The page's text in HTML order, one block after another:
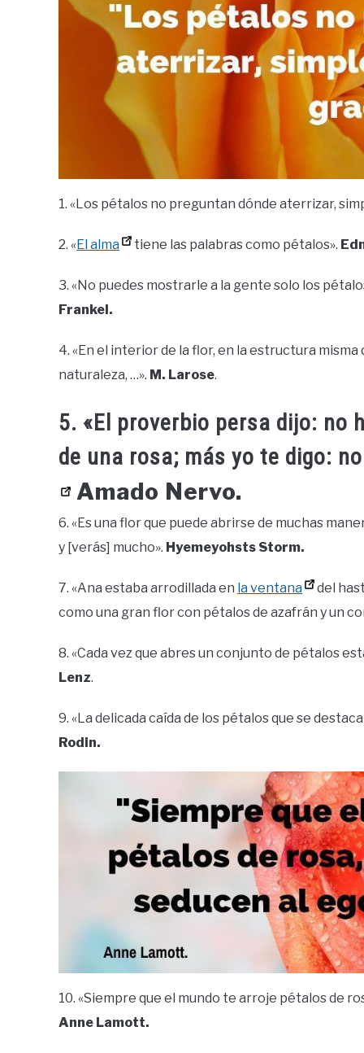
1. «Los pétalos no preguntan dónde aterrizar,
2. «El alma tiene las palabras como pétalos».
3. «No puedes mostrarle a la gente solo los
Frankel.
4. «En el interior de la flor, en la estructura
naturaleza, …». M. Larose.
5. «El proverbio persa dijo: no
de una rosa; más yo te digo:
Amado Nervo.
6. «Es una flor que puede abrirse de muchas
y [verás] mucho». Hyemeyohsts Storm.
7. «Ana estaba arrodillada en la ventana
del
como una gran flor con pétalos de azafrán y un
8. «Cada vez que abres un conjunto de pétalos
Lenz.
9. «La delicada caída de los pétalos que se
Rodin.
10. «Siempre que el mundo te arroje pétalos de
Anne Lamott.